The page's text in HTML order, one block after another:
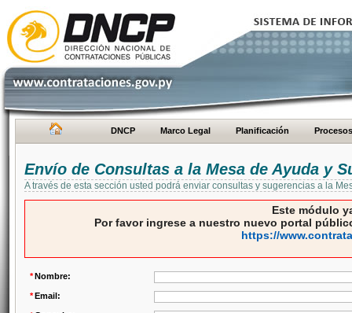
DNCP Marco Legal Planificación Procesos
Envío de Consultas a la Mesa de Ayuda y
A través de esta sección usted podrá enviar consultas y sugerencias a la
Este módulo
Por favor ingrese a nuestro nuevo portal
https://
*Nombre:
*Email: